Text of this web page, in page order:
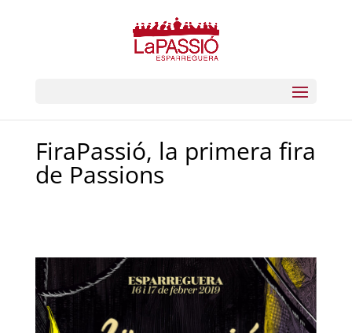
FiraPassió, la primera fira
de Passions